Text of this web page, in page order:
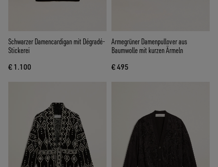
Schwarzer Damencardigan mit Dégradé-
Stickerei
€ 1.100
Armegrüner Damenpullover aus
Baumwolle mit kurzen Ärmeln
€ 495